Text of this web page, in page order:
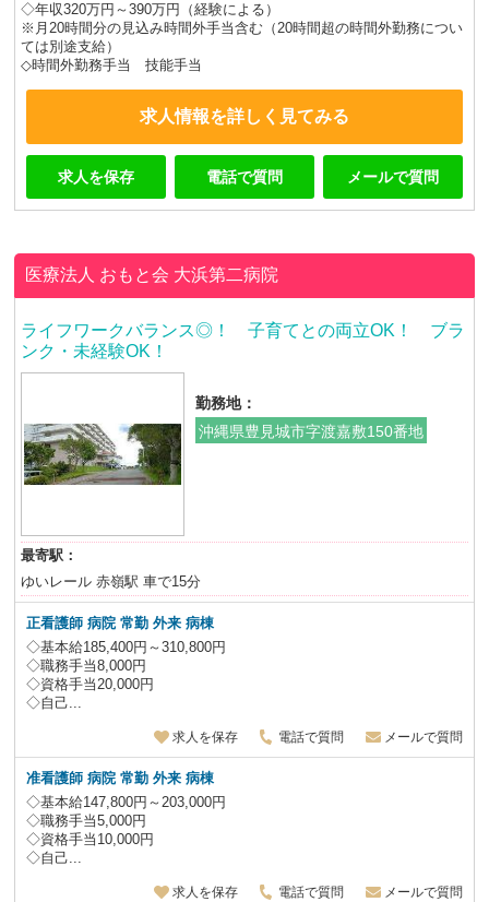
◇年収320万円～390万円（経験による）
※月20時間分の見込み時間外手当含む（20時間超の時間外勤務につい
ては別途支給）
◇時間外勤務手当 技能手当
求人情報を詳しく見てみる
求人を保存 電話で質問 メールで質問
医療法人 おもと会 大浜第二病院
ライフワークバランス◎！ 子育てとの両立OK！ ブラ
ンク・未経験OK！
勤務地：
沖縄県豊見城市字渡嘉敷150番地
最寄駅：
ゆいレール 赤嶺駅 車で15分
正看護師病院 常勤 外来 病棟
◇基本給185,400円～310,800円
◇職務手当8,000円
◇資格手当20,000円
◇自己...
求人を保存 電話で質問 メールで質問
准看護師病院 常勤 外来 病棟
◇基本給147,800円～203,000円
◇職務手当5,000円
◇資格手当10,000円
◇自己...
求人を保存 電話で質問 メールで質問